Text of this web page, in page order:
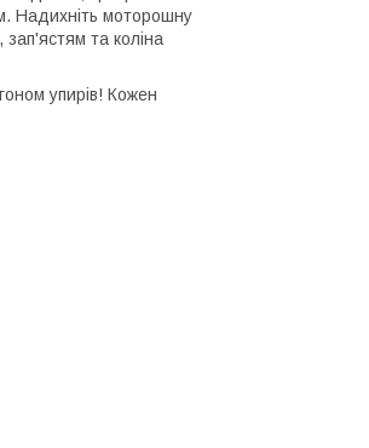
Надихніть моторошну
зап'ястям та коліна
упирів! Кожен